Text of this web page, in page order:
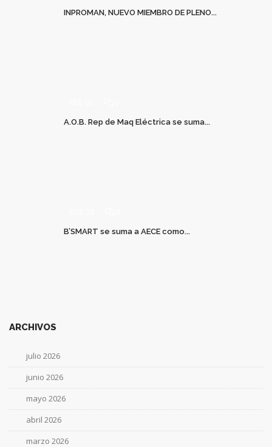
INPROMAN, NUEVO MIEMBRO DE PLENO...
A.O.B. Rep de Maq Eléctrica se suma...
B’SMART se suma a AECE como...
ARCHIVOS
julio 2026
junio 2026
mayo 2026
abril 2026
marzo 2026